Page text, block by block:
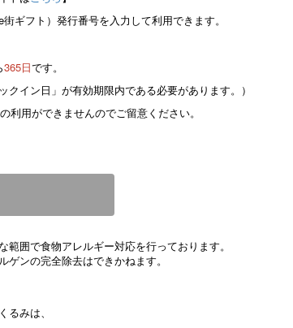
ギフト）発行番号を入力して利用できます。
365日です。
イン日」が有効期限内である必要があります。）
利用ができませんのでご留意ください。
範囲で食物アレルギー対応を行っております。
ンの完全除去はできかねます。
みは、